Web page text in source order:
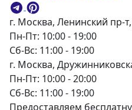
г. Москва, Ленинский пр-
Пн-Пт: 10:00 - 19:00
Сб-Вс: 11:00 - 19:00
г. Москва,
Пн-Пт: 10:00 - 20:00
Сб-Вс: 11:00 - 19:00
Предоставляем